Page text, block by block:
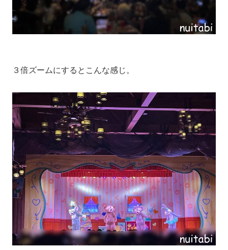
３倍ズームにするとこんな感じ。